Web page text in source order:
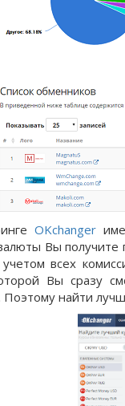
OKchanger
Вы
всех
Вы сразу
найти